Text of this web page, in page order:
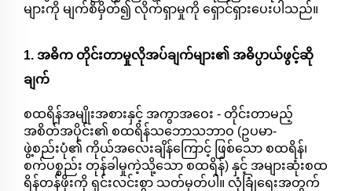
များကို မျက်စိမှိတ်၍ လိုက်ရှာမှုကို ရှောင်ရှားပေးပါသည်။
1. အဓိက တိုင်းတာမှုလိုအပ်ချက်များ၏ အဓိပ္ပာယ်ဖွင့်ဆို
ချက်
စထရိန်အမျိုးအစားနှင့် အကွာအဝေး - တိုင်းတာမည့်
အစိတ်အပိုင်း၏ စထရိန်သဘောသဘာဝ (ဥပမာ-
ဖွဲ့စည်းပုံ၏ ကိုယ်အလေးချိန်ကြောင့် ဖြစ်သော စထရိန်၊
စက်ပစ္စည်း တုန်ခါမှုကဲ့သို့သော စထရိန်) နှင့် အများဆုံးစထ
ရိန်တန်ဖိုးကို ရှင်းလင်းစွာ သတ်မှတ်ပါ။ လုံခြုံရေးအတွက်